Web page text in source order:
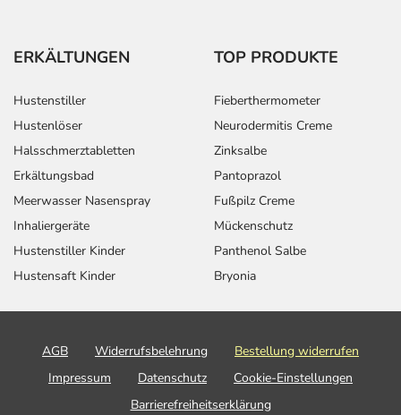
ERKÄLTUNGEN
Hustenstiller
Hustenlöser
Halsschmerztabletten
Erkältungsbad
Meerwasser Nasenspray
Inhaliergeräte
Hustenstiller Kinder
Hustensaft Kinder
TOP PRODUKTE
Fieberthermometer
Neurodermitis Creme
Zinksalbe
Pantoprazol
Fußpilz Creme
Mückenschutz
Panthenol Salbe
Bryonia
AGB Widerrufsbelehrung
Bestellung widerrufen
Impressum
Datenschutz
Cookie-Einstellungen
Barrierefreiheitserklärung